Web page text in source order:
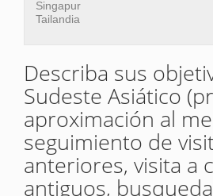
Describa sus
Sudeste Asiático
aproximación al
seguimiento de
anteriores, visita a
antiguos,